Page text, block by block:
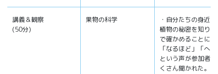
講義＆観察
(50分)
果物の科学
・自分たちの身近
植物の秘密を知り
で確かめることに
「なるほど」「へ
という声が参加者
くさん聞かれた。